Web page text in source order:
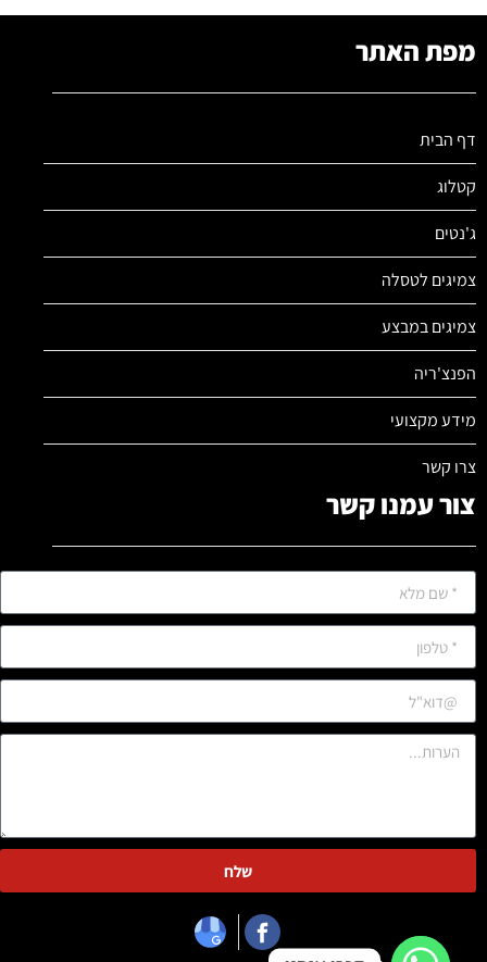
מפת האתר
דף הבית
קטלוג
ג'נטים
צמיגים לטסלה
צמיגים במבצע
הפנצ'ריה
מידע מקצועי
צרו קשר
צור עמנו קשר
שלח